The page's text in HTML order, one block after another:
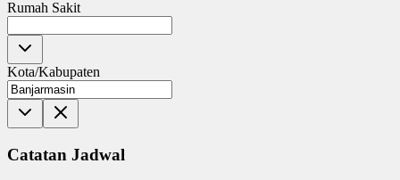
Rumah Sakit
Kota/Kabupaten
Catatan Jadwal